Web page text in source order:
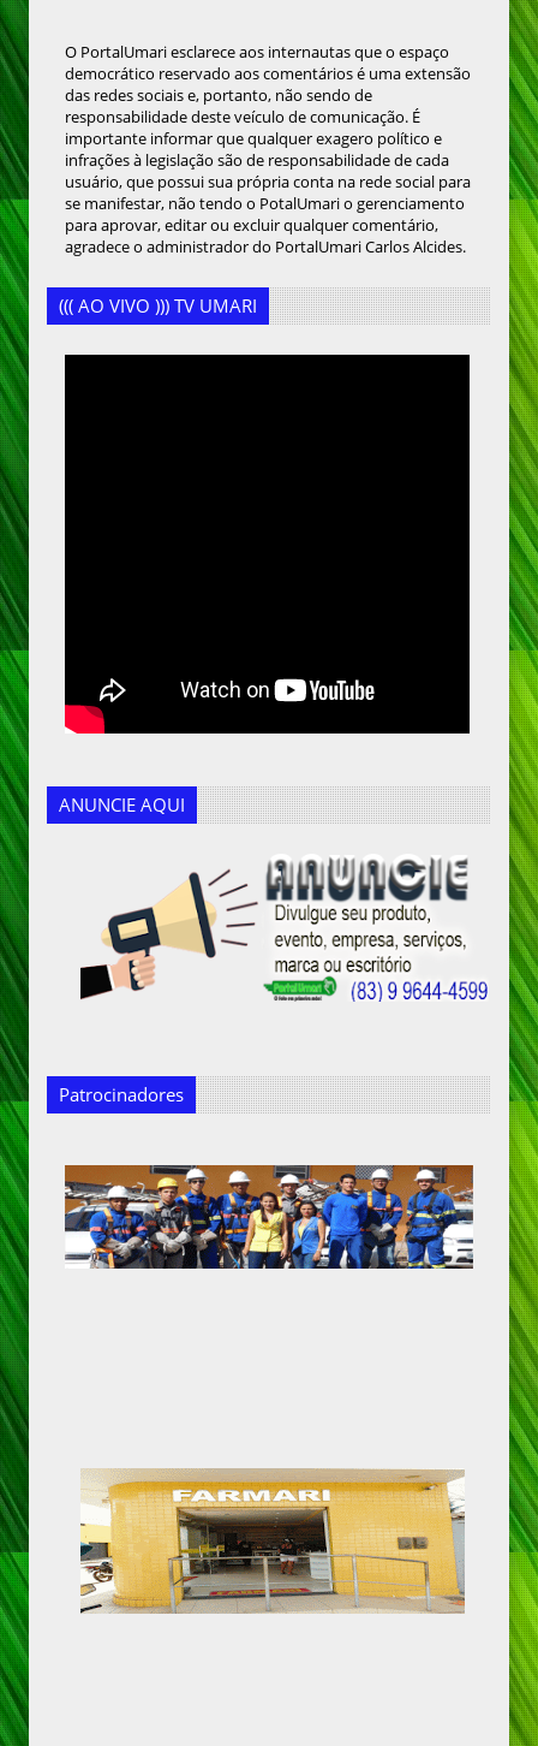
O PortalUmari esclarece aos internautas que o espaço
democrático reservado aos comentários é uma extensão
das redes sociais e, portanto, não sendo de
responsabilidade deste veículo de comunicação. É
importante informar que qualquer exagero político e
infrações à legislação são de responsabilidade de cada
usuário, que possui sua própria conta na rede social para
se manifestar, não tendo o PotalUmari o gerenciamento
para aprovar, editar ou excluir qualquer comentário,
agradece o administrador do PortalUmari Carlos Alcides.
((( AO VIVO ))) TV UMARI
ANUNCIE AQUI
Patrocinadores